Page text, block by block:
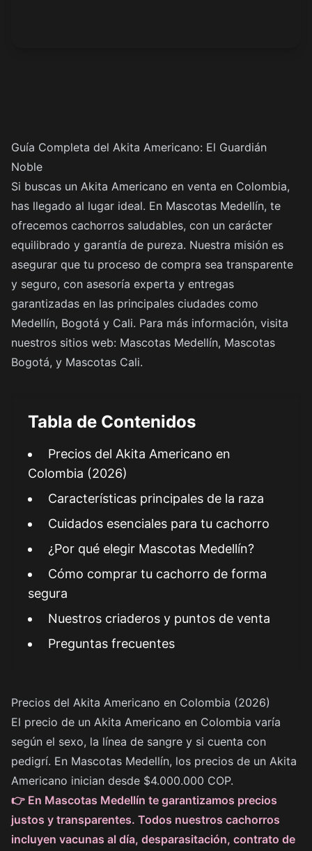
Guía Completa del Akita Americano: El Guardián
Noble
Si buscas un Akita Americano en venta en Colombia,
has llegado al lugar ideal. En Mascotas Medellín, te
ofrecemos cachorros saludables, con un carácter
equilibrado y garantía de pureza. Nuestra misión es
asegurar que tu proceso de compra sea transparente
y seguro, con asesoría experta y entregas
garantizadas en las principales ciudades como
Medellín, Bogotá y Cali. Para más información, visita
nuestros sitios web: Mascotas Medellín, Mascotas
Bogotá, y Mascotas Cali.
Tabla de Contenidos
Precios del Akita Americano en
Colombia (2026)
Características principales de la raza
Cuidados esenciales para tu cachorro
¿Por qué elegir Mascotas Medellín?
Cómo comprar tu cachorro de forma
segura
Nuestros criaderos y puntos de venta
Preguntas frecuentes
Precios del Akita Americano en Colombia (2026)
El precio de un Akita Americano en Colombia varía
según el sexo, la línea de sangre y si cuenta con
pedigrí. En Mascotas Medellín, los precios de un Akita
Americano inician desde $4.000.000 COP.
👉 En Mascotas Medellín te garantizamos precios
justos y transparentes. Todos nuestros cachorros
incluyen vacunas al día, desparasitación, contrato de